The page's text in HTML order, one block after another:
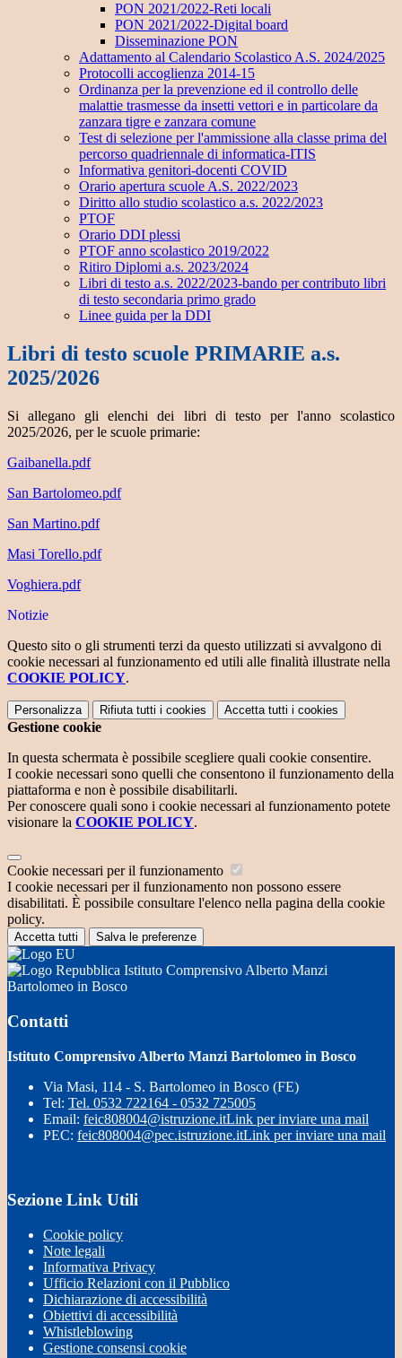
PON 2021/2022-Reti locali
PON 2021/2022-Digital board
Disseminazione PON
Adattamento al Calendario Scolastico A.S. 2024/2025
Protocolli accoglienza 2014-15
Ordinanza per la prevenzione ed il controllo delle
malattie trasmesse da insetti vettori e in particolare da
zanzara tigre e zanzara comune
Test di selezione per l'ammissione alla classe prima del
percorso quadriennale di informatica-ITIS
Informativa genitori-docenti COVID
Orario apertura scuole A.S. 2022/2023
Diritto allo studio scolastico a.s. 2022/2023
PTOF
Orario DDI plessi
PTOF anno scolastico 2019/2022
Ritiro Diplomi a.s. 2023/2024
Libri di testo a.s. 2022/2023-bando per contributo libri
di testo secondaria primo grado
Linee guida per la DDI
Libri di testo scuole PRIMARIE a.s.
2025/2026
Si allegano gli elenchi dei libri di testo per l'anno scolastico
2025/2026, per le scuole primarie:
Gaibanella.pdf
San Bartolomeo.pdf
San Martino.pdf
Masi Torello.pdf
Voghiera.pdf
Notizie
Questo sito o gli strumenti terzi da questo utilizzati si avvalgono di
cookie necessari al funzionamento ed utili alle finalità illustrate nella
COOKIE POLICY.
Personalizza Rifiuta tutti i cookies Accetta tutti i cookies
Gestione cookie
In questa schermata è possibile scegliere quali cookie consentire.
I cookie necessari sono quelli che consentono il funzionamento della
piattaforma e non è possibile disabilitarli.
Per conoscere quali sono i cookie necessari al funzionamento potete
visionare la COOKIE POLICY.
Cookie necessari per il funzionamento
I cookie necessari per il funzionamento non possono essere
disabilitati. È possibile consultare l'elenco nella pagina della cookie
policy.
Accetta tutti Salva le preferenze
Istituto Comprensivo Alberto Manzi
Bartolomeo in Bosco
Contatti
Istituto Comprensivo Alberto Manzi Bartolomeo in Bosco
Via Masi, 114 - S. Bartolomeo in Bosco (FE)
Tel: Tel. 0532 722164 - 0532 725005
Email: feic808004@istruzione.itLink per inviare una mail
PEC: feic808004@pec.istruzione.itLink per inviare una mail
Sezione Link Utili
Cookie policy
Note legali
Informativa Privacy
Ufficio Relazioni con il Pubblico
Dichiarazione di accessibilità
Obiettivi di accessibilità
Whistleblowing
Gestione consensi cookie